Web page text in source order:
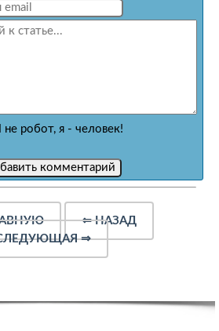
не робот, я - человек!
⇐НАЗАД
⇒